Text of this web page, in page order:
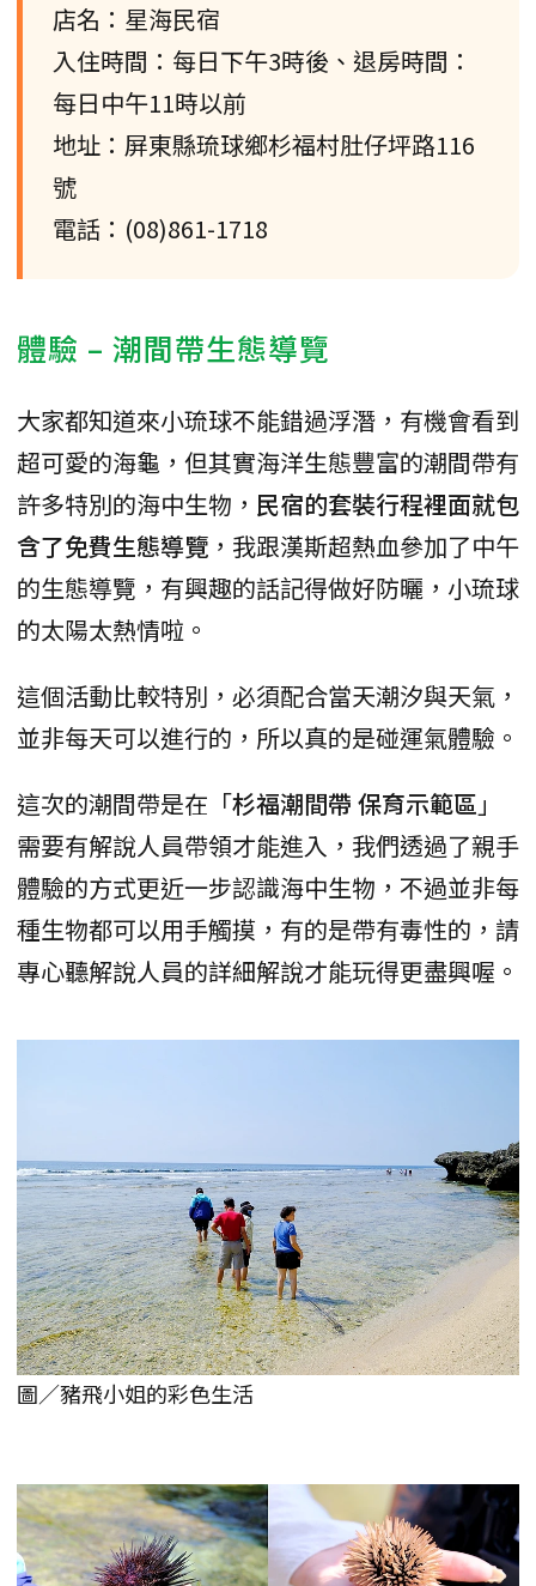
店名：星海民宿
入住時間：每日下午3時後、退房時間：
每日中午11時以前
地址：屏東縣琉球鄉杉福村肚仔坪路116
號
電話：(08)861-1718
體驗 – 潮間帶生態導覽
大家都知道來小琉球不能錯過浮潛，有機會看到
超可愛的海龜，但其實海洋生態豐富的潮間帶有
許多特別的海中生物， 民宿的套裝行程裡面就包
含了免費生態導覽 ，我跟漢斯超熱血參加了中午
的生態導覽，有興趣的話記得做好防曬，小琉球
的太陽太熱情啦。
這個活動比較特別，必須配合當天潮汐與天氣，
並非每天可以進行的，所以真的是碰運氣體驗。
這次的潮間帶是在「杉福潮間帶 保育示範區 」
需要有解說人員帶領才能進入，我們透過了親手
體驗的方式更近一步認識海中生物，不過並非每
種生物都可以用手觸摸，有的是帶有毒性的，請
專心聽解說人員的詳細解說才能玩得更盡興喔。
圖／豬飛小姐的彩色生活